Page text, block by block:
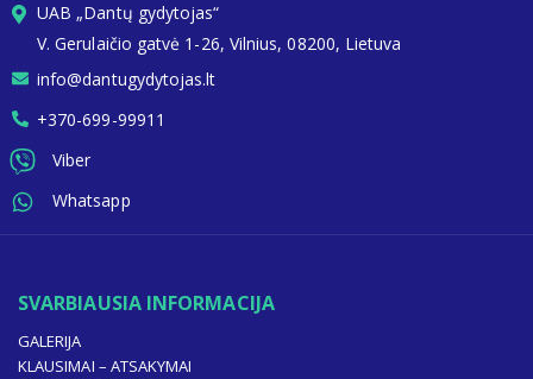
UAB „Dantų gydytojas“
V. Gerulaičio gatvė 1-26, Vilnius, 08200, Lietuva
info@dantugydytojas.lt
+370-699-99911
Viber
Whatsapp
SVARBIAUSIA INFORMACIJA
GALERIJA
KLAUSIMAI – ATSAKYMAI